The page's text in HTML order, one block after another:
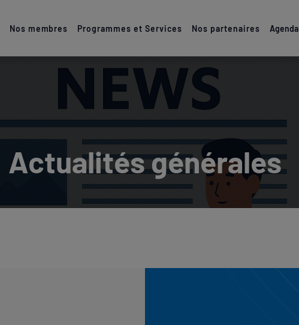
Nos membres Programmes et Services Nos partenaires Agenda
Actualités générales